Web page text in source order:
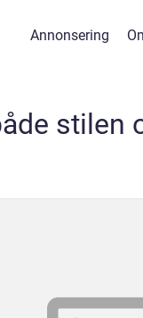
Annonsering
stilen